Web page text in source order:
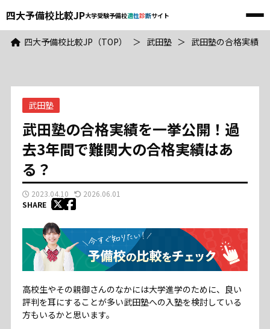
四大予備校比較JP大学受験予備校適性診断サイト メ
ニ
ュ
四大予備校比較JP
河合塾
東進
駿台
武田塾
予備校比較
コラム
四大予備校比較JP（TOP） ＞ 武田塾 ＞ 武田塾の合格実績
武田塾
武田塾の合格実績を一挙公開！過
去3年間で難関大の合格実績はあ
る？
2023.04.10
2026.06.01
SHARE
高校生やその親御さんのなかには大学進学のために、良い
評判を耳にすることが多い武田塾への入塾を検討している
方もいるかと思います。